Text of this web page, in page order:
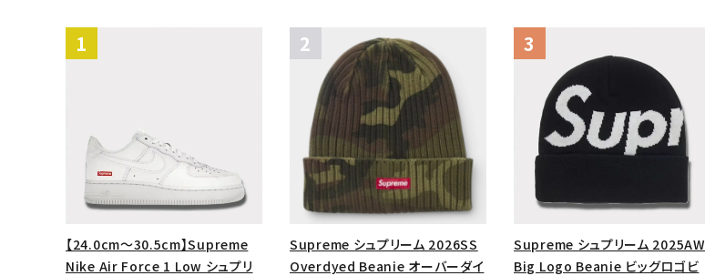
【24.0cm～30.5cm】Supreme
Nike Air Force 1 Low シュプリ
Supreme シュプリーム 2026SS
Overdyed Beanie オーバーダイ
Supreme シュプリーム 2025AW
Big Logo Beanie ビッグロゴビ